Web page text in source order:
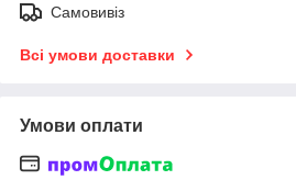
Самовивіз
Всі умови доставки
Умови оплати